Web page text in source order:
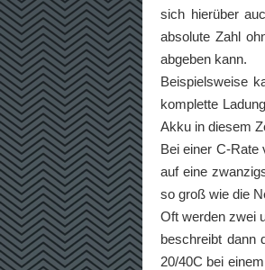
sich hierüber
absolute Zahl
abgeben kann.
Beispielsweise
komplette
Akku in diesem
Bei einer C-Rate
auf eine
so groß wie die
Oft werden zwei
beschreibt dann
20/40C bei